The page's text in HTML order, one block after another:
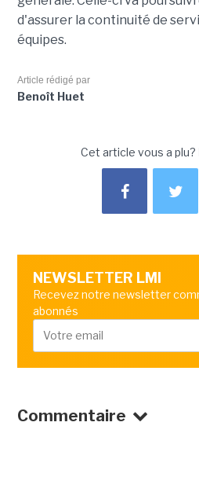
d'assurer la continuité de
équipes.
Article rédigé par
Benoît Huet
Cet article vous a plu?
NEWSLETTER LMI
Recevez notre newsletter
abonnés
Commentaire